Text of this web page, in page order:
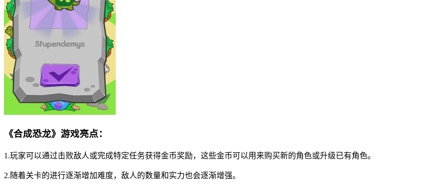
《合成恐龙》游戏亮点：
1.玩家可以通过击败敌人或完成特定任务获得金币奖励，这些金币可以用来购买新的角色或升级已有角色。
2.随着关卡的进行逐渐增加难度，敌人的数量和实力也会逐渐增强。